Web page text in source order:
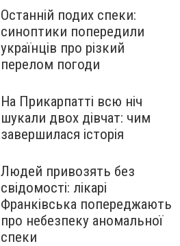
Останній подих спеки:
синоптики попередили
українців про різкий
перелом погоди
На Прикарпатті всю ніч
шукали двох дівчат: чим
завершилася історія
Людей привозять без
свідомості: лікарі
Франківська попереджають
про небезпеку аномальної
спеки